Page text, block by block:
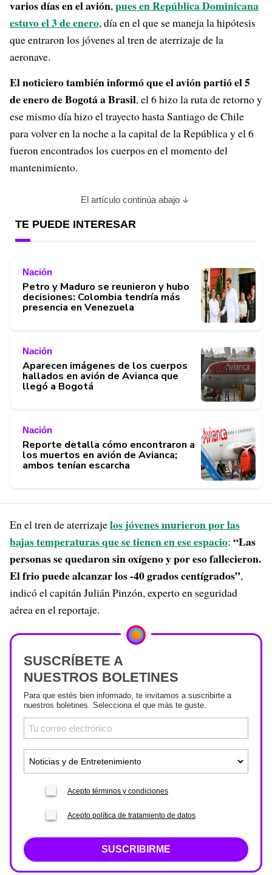
varios días en el avión,pues en República Dominicana
estuvo el 3 de enero, día en el que se maneja la hipótesis
que entraron los jóvenes al tren de aterrizaje de la
aeronave.
El noticiero también informó que el avión partió el 5
de enero de Bogotá a Brasil, el 6 hizo la ruta de retorno y
ese mismo día hizo el trayecto hasta Santiago de Chile
para volver en la noche a la capital de la República y el 6
fueron encontrados los cuerpos en el momento del
mantenimiento.
El artículo continúa abajo
TE PUEDE INTERESAR
Nación
Petro y Maduro se reunieron y hubo
decisiones: Colombia tendría más
presencia en Venezuela
Nación
Aparecen imágenes de los cuerpos
hallados en avión de Avianca que
llegó a Bogotá
Nación
Reporte detalla cómo encontraron a
los muertos en avión de Avianca;
ambos tenían escarcha
En el tren de aterrizajelos jóvenes murieron por las
bajas temperaturas que se tienen en ese espacio: “Las
personas se quedaron sin oxígeno y por eso fallecieron.
El frio puede alcanzar los -40 grados centígrados”,
indicó el capitán Julián Pinzón, experto en seguridad
aérea en el reportaje.
SUSCRÍBETE A
NUESTROS BOLETINES
Para que estés bien informado, te invitamos a suscribirte a
nuestros boletines. Selecciona el que más te guste.
Acepto términos y condiciones
Acepto política de tratamiento de datos
SUSCRIBIRME